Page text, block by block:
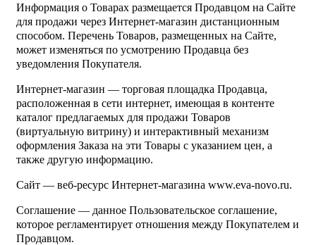
Информация о Товарах размещается Продавцом на Сайте
для продажи через Интернет-магазин дистанционным
способом. Перечень Товаров, размещенных на Сайте,
может изменяться по усмотрению Продавца без
уведомления Покупателя.
Интернет-магазин — торговая площадка Продавца,
расположенная в сети интернет, имеющая в контенте
каталог предлагаемых для продажи Товаров
(виртуальную витрину) и интерактивный механизм
оформления Заказа на эти Товары с указанием цен, а
также другую информацию.
Сайт — веб-ресурс Интернет-магазина www.eva-novo.ru.
Соглашение — данное Пользовательское соглашение,
которое регламентирует отношения между Покупателем и
Продавцом.